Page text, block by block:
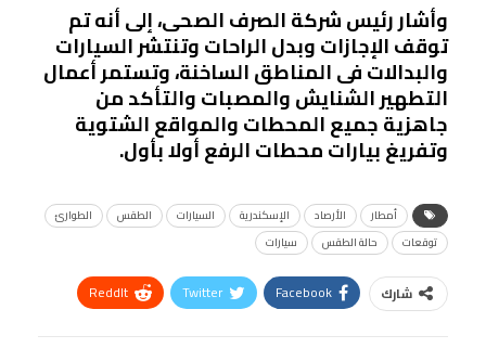
وأشار رئيس شركة الصرف الصحى، إلى أنه تم
توقف الإجازات وبدل الراحات وتنتشر السيارات
والبدالات فى المناطق الساخنة، وتستمر أعمال
التطهير الشنايش والمصبات والتأكد من
جاهزية جميع المحطات والمواقع الشتوية
وتفريغ بيارات محطات الرفع أولا بأول.
أمطار الأرصاد الإسكندرية السيارات الطقس
الطوارئ
توقعات
حالة الطقس سيارات
شارك Facebook
Twitter
ReddIt